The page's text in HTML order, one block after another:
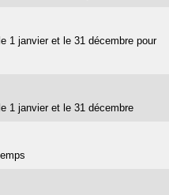
1 janvier et le 31 décembre pour
1 janvier et le 31 décembre